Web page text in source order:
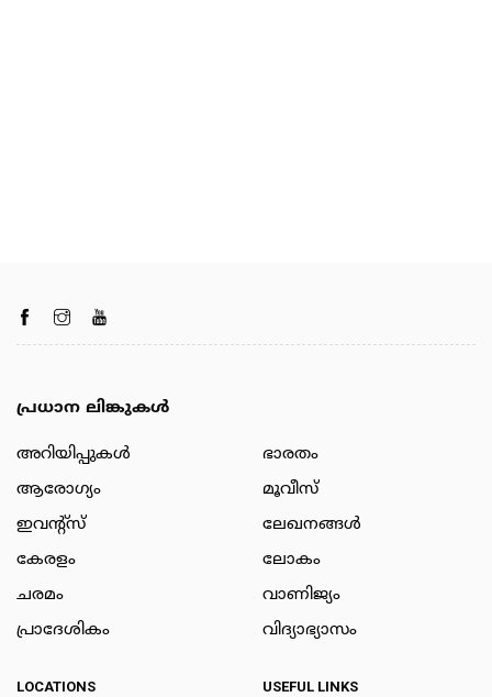
പ്രധാന ലിങ്കുകൾ
അറിയിപ്പുകള്‍
ആരോഗ്യം
ഇവന്റ്സ്
കേരളം
ചരമം
പ്രാദേശികം
ഭാരതം
മൂവീസ്
ലേഖനങ്ങള്‍
ലോകം
വാണിജ്യം
വിദ്യാഭ്യാസം
LOCATIONS USEFUL LINKS